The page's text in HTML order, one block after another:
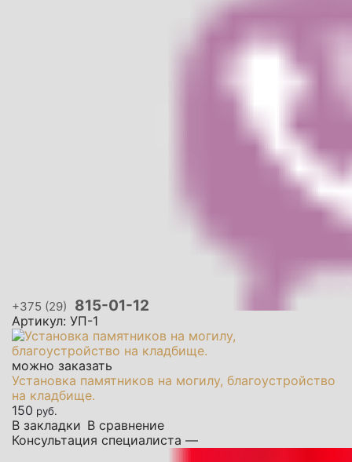
+375 (29) 815-01-12
Артикул: УП-1
можно заказать
Установка памятников на могилу, благоустройство
на кладбище.
150 руб.
В закладки В сравнение
Консультация специалиста —